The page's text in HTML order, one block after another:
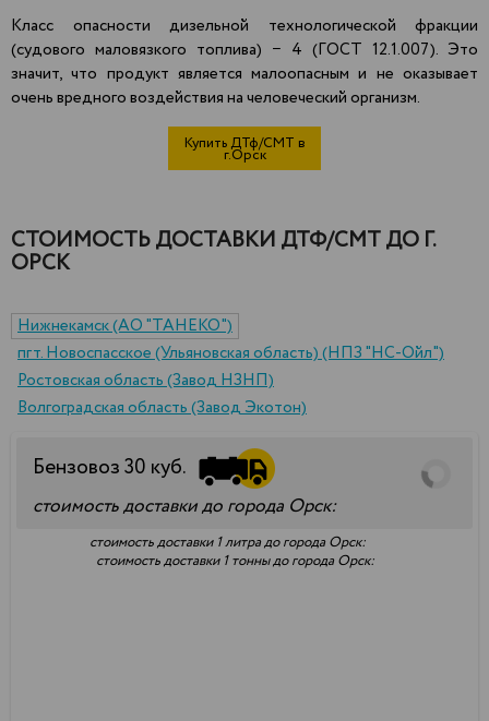
Класс опасности дизельной технологической фракции
(судового маловязкого топлива) − 4 (ГОСТ 12.1.007). Это
значит, что продукт являетсямалоопасным и не оказывает
очень вредного воздействия на человеческий организм.
Купить ДТф/СМТ в
г.Орск
СТОИМОСТЬ ДОСТАВКИ ДТФ/СМТ ДО Г.
ОРСК
Нижнекамск (АО "ТАНЕКО")
пгт. Новоспасское (Ульяновская область) (НПЗ "НС-Ойл")
Ростовская область (Завод НЗНП)
Волгоградская область (Завод Экотон)
Бензовоз30 куб.
стоимость доставки до города Орск:
стоимость доставки 1 литра до города Орск:
стоимость доставки 1 тонны до города Орск: